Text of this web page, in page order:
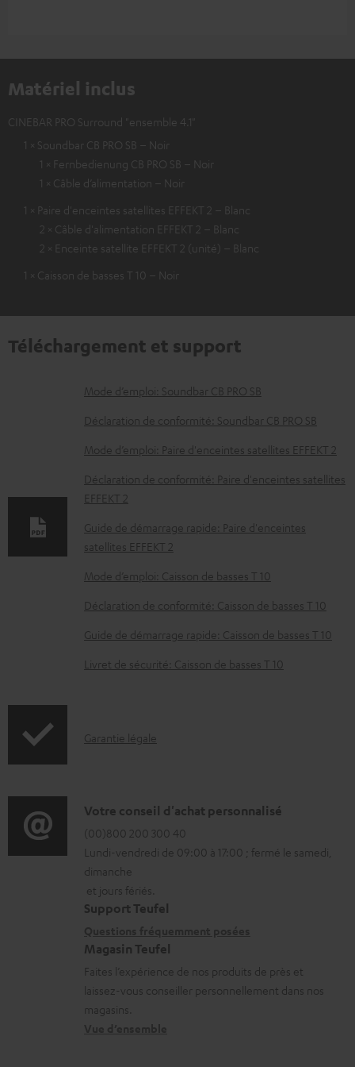
Matériel inclus
CINEBAR PRO Surround "ensemble 4.1"
1 × Soundbar CB PRO SB – Noir
1 × Fernbedienung CB PRO SB – Noir
1 × Câble d’alimentation – Noir
1 × Paire d'enceintes satellites EFFEKT 2 – Blanc
2 × Câble d'alimentation EFFEKT 2 – Blanc
2 × Enceinte satellite EFFEKT 2 (unité) – Blanc
1 × Caisson de basses T 10 – Noir
Téléchargement et support
D
o
m
e
n
t
s
t
é
a
e
a
b
l
e
s
Mode d’emploi: Soundbar CB PRO SB
Déclaration de conformité: Soundbar CB PRO SB
Mode d’emploi: Paire d'enceintes satellites EFFEKT 2
Déclaration de conformité: Paire d'enceintes satellites
EFFEKT 2
Guide de démarrage rapide: Paire d'enceintes
satellites EFFEKT 2
Mode d’emploi: Caisson de basses T 10
Déclaration de conformité: Caisson de basses T 10
Guide de démarrage rapide: Caisson de basses T 10
Livret de sécurité: Caisson de basses T 10
I
o
r
m
a
t
o
n
s
Garantie légale
D
é
t
a
i
s
c
o
Votre conseil d'achat personnalisé
(00)800 200 300 40
Lundi-vendredi de 09:00 à 17:00 ; fermé le samedi,
dimanche
et jours fériés.
Support Teufel
Magasin Teufel
Faites l’expérience de nos produits de près et
laissez-vous conseiller personnellement dans nos
magasins.